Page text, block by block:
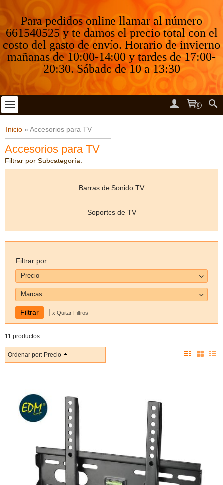
Para pedidos online llamar al número
661540525 y te damos el precio total con el
costo del gasto de envío. Horario de invierno
mañanas de 10:00-14:00 y tardes de 17:00-
20:30. Sábado de 10 a 13:30
0
Inicio » Accesorios para TV
Accesorios para TV
Filtrar por Subcategoría:
Barras de Sonido TV
Soportes de TV
Filtrar por
Precio
Marcas
x Quitar Filtros
11 productos
Ordenar por: Precio